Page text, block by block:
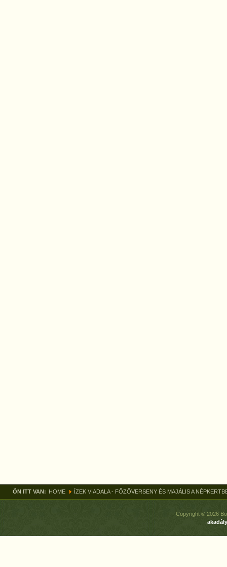
ÖN ITT VAN: HOME ÍZEK VIADALA - FŐZŐVERSENY ÉS MAJÁLIS A
Copyright © 2026